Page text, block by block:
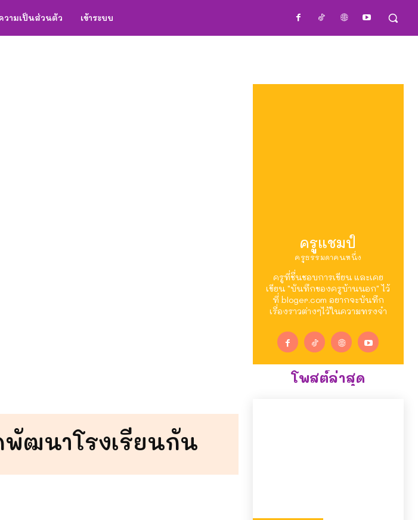
วามเป็นส่วนตัว เข้าระบบ
พัฒนาโรงเรียนกัน
ครูแชมป์
ครูธรรมดาคนหนึ่ง
ครูที่ชื่นชอบการเขียน และเคย
เขียน "บันทึกของครูบ้านนอก" ไว้
ที่ bloger.com อยากจะบันทึก
เรื่องราวต่างๆไว้ในความทรงจำ
โพสต์ล่าสุด